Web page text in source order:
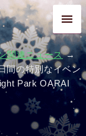
関連ニュース→
間の特別なイベン
Park OARAI